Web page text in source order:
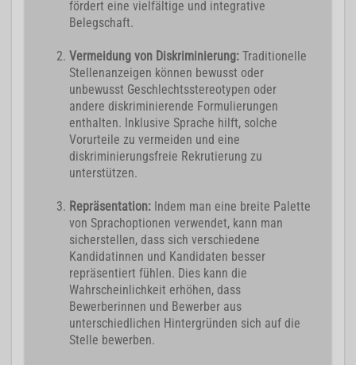
fördert eine vielfältige und integrative
Belegschaft.
Vermeidung von Diskriminierung: Traditionelle
Stellenanzeigen können bewusst oder
unbewusst Geschlechtsstereotypen oder
andere diskriminierende Formulierungen
enthalten. Inklusive Sprache hilft, solche
Vorurteile zu vermeiden und eine
diskriminierungsfreie Rekrutierung zu
unterstützen.
Repräsentation: Indem man eine breite Palette
von Sprachoptionen verwendet, kann man
sicherstellen, dass sich verschiedene
Kandidatinnen und Kandidaten besser
repräsentiert fühlen. Dies kann die
Wahrscheinlichkeit erhöhen, dass
Bewerberinnen und Bewerber aus
unterschiedlichen Hintergründen sich auf die
Stelle bewerben.